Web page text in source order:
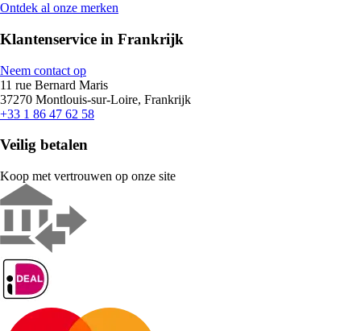
Ontdek al onze merken
Klantenservice in Frankrijk
Neem contact op
11 rue Bernard Maris
37270 Montlouis-sur-Loire, Frankrijk
+33 1 86 47 62 58
Veilig betalen
Koop met vertrouwen op onze site